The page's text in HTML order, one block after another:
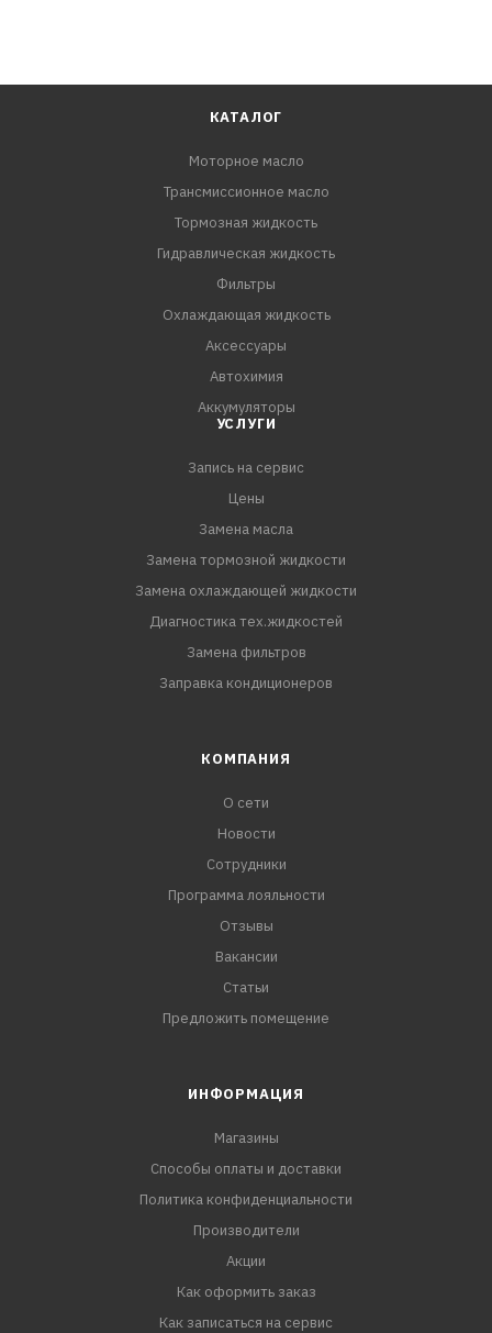
КАТАЛОГ
Моторное масло
Трансмиссионное масло
Тормозная жидкость
Гидравлическая жидкость
Фильтры
Охлаждающая жидкость
Аксессуары
Автохимия
Аккумуляторы
УСЛУГИ
Запись на сервис
Цены
Замена масла
Замена тормозной жидкости
Замена охлаждающей жидкости
Диагностика тех.жидкостей
Замена фильтров
Заправка кондиционеров
КОМПАНИЯ
О сети
Новости
Сотрудники
Программа лояльности
Отзывы
Вакансии
Статьи
Предложить помещение
ИНФОРМАЦИЯ
Магазины
Способы оплаты и доставки
Политика конфиденциальности
Производители
Акции
Как оформить заказ
Как записаться на сервис